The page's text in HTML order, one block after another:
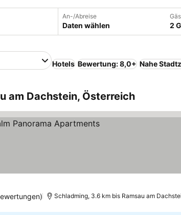
An-/Abreise
Daten wählen 2
Hotels Bewertung: 8,0+ Nahe
am Dachstein, Österreich
Schladming, 3.6 km bis Ramsau am